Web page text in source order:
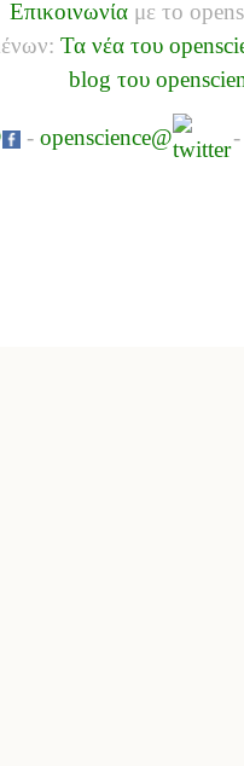
Επικοινωνία με το
Τα νέα του
blog του
- openscience@